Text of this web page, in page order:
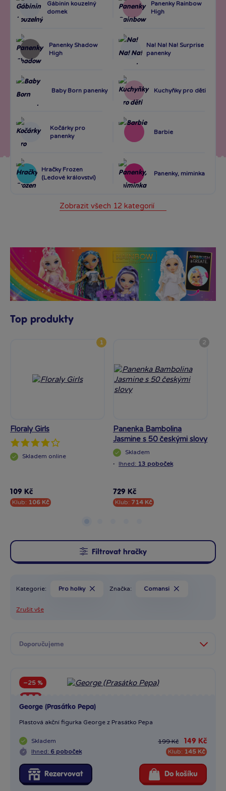
Gábinin kouzelný
domek
Panenky Rainbow
High
Panenky Shadow
High
Na! Na! Na! Surprise
panenky
Baby Born panenky Kuchyňky pro děti
Kočárky pro
panenky
Barbie
Hračky Frozen
(Ledové království)
Panenky, miminka
Zobrazit všech 12 kategorií
Top produkty
1
Floraly Girls
Skladem online
109 Kč
Klub: 106 Kč
2
Panenka Bambolina
Jasmine s 50 českými slovy
Skladem
· Ihned: 13 poboček
729 Kč
Klub: 714 Kč
Filtrovat hračky
Kategorie: Pro holky Značka: Comansi
Zrušit vše
−25 %
Sleva
George (Prasátko Pepa)
Plastová akční figurka George z Prasátko Pepa
Skladem
Ihned: 6 poboček
199 Kč 149 Kč
Klub: 145 Kč
Rezervovat Do košíku